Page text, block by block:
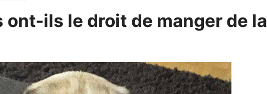
ont-ils le droit de manger de la